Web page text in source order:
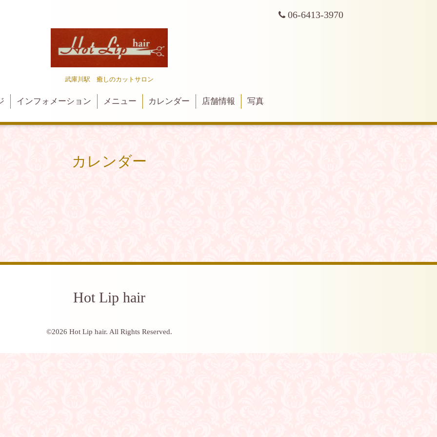
06-6413-3970
武庫川駅 癒しのカットサロン
インフォメーション メニュー カレンダー 店舗情報 写真
カレンダー
Hot Lip hair
©2026 Hot Lip hair. All Rights Reserved.